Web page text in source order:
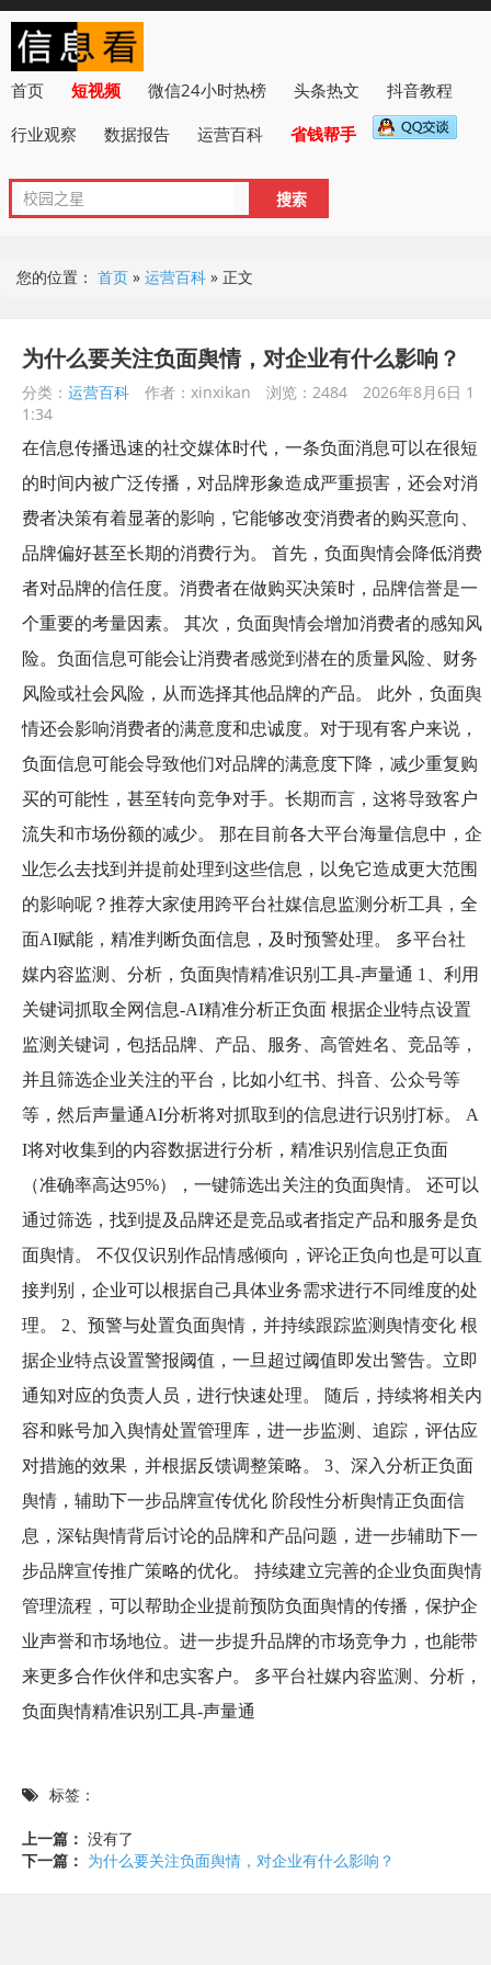
首页 短视频 微信24小时热榜 头条热文
抖音教程
行业观察
数据报告 运营百科 省钱帮手
您的位置： 首页 » 运营百科 » 正文
为什么要关注负面舆情，对企业有什么影响？
分类： 运营百科 作者：xinxikan 浏览：2484
2026年8月6日 1
1:34
在信息传播迅速的社交媒体时代，一条负面消息可以在很短
的时间内被广泛传播，对品牌形象造成严重损害，还会对消
费者决策有着显著的影响，它能够改变消费者的购买意向、
品牌偏好甚至长期的消费行为。 首先，负面舆情会降低消费
者对品牌的信任度。消费者在做购买决策时，品牌信誉是一
个重要的考量因素。 其次，负面舆情会增加消费者的感知风
险。负面信息可能会让消费者感觉到潜在的质量风险、财务
风险或社会风险，从而选择其他品牌的产品。 此外，负面舆
情还会影响消费者的满意度和忠诚度。对于现有客户来说，
负面信息可能会导致他们对品牌的满意度下降，减少重复购
买的可能性，甚至转向竞争对手。长期而言，这将导致客户
流失和市场份额的减少。 那在目前各大平台海量信息中，企
业怎么去找到并提前处理到这些信息，以免它造成更大范围
的影响呢？推荐大家使用跨平台社媒信息监测分析工具，全
面AI赋能，精准判断负面信息，及时预警处理。 多平台社
媒内容监测、分析，负面舆情精准识别工具-声量通 1、利用
关键词抓取全网信息-AI精准分析正负面 根据企业特点设置
监测关键词，包括品牌、产品、服务、高管姓名、竞品等，
并且筛选企业关注的平台，比如小红书、抖音、公众号等
等，然后声量通AI分析将对抓取到的信息进行识别打标。 A
I将对收集到的内容数据进行分析，精准识别信息正负面
（准确率高达95%），一键筛选出关注的负面舆情。 还可以
通过筛选，找到提及品牌还是竞品或者指定产品和服务是负
面舆情。 不仅仅识别作品情感倾向，评论正负向也是可以直
接判别，企业可以根据自己具体业务需求进行不同维度的处
理。 2、预警与处置负面舆情，并持续跟踪监测舆情变化 根
据企业特点设置警报阈值，一旦超过阈值即发出警告。立即
通知对应的负责人员，进行快速处理。 随后，持续将相关内
容和账号加入舆情处置管理库，进一步监测、追踪，评估应
对措施的效果，并根据反馈调整策略。 3、深入分析正负面
舆情，辅助下一步品牌宣传优化 阶段性分析舆情正负面信
息，深钻舆情背后讨论的品牌和产品问题，进一步辅助下一
步品牌宣传推广策略的优化。 持续建立完善的企业负面舆情
管理流程，可以帮助企业提前预防负面舆情的传播，保护企
业声誉和市场地位。进一步提升品牌的市场竞争力，也能带
来更多合作伙伴和忠实客户。 多平台社媒内容监测、分析，
负面舆情精准识别工具-声量通
标签：
上一篇： 没有了
下一篇： 为什么要关注负面舆情，对企业有什么影响？